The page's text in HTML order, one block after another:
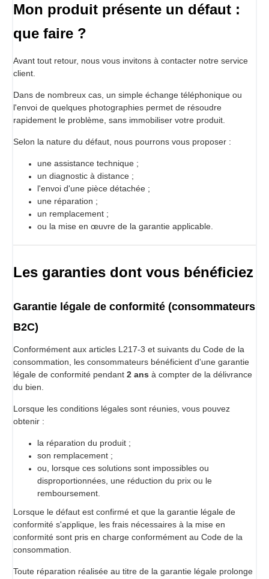
Mon produit présente un défaut :
que faire ?
Avant tout retour, nous vous invitons à contacter notre service
client.
Dans de nombreux cas, un simple échange téléphonique ou
l'envoi de quelques photographies permet de résoudre
rapidement le problème, sans immobiliser votre produit.
Selon la nature du défaut, nous pourrons vous proposer :
une assistance technique ;
un diagnostic à distance ;
l'envoi d'une pièce détachée ;
une réparation ;
un remplacement ;
ou la mise en œuvre de la garantie applicable.
Les garanties dont vous bénéficiez
Garantie légale de conformité (consommateurs
B2C)
Conformément aux articles L217-3 et suivants du Code de la
consommation, les consommateurs bénéficient d'une garantie
légale de conformité pendant 2 ans à compter de la délivrance
du bien.
Lorsque les conditions légales sont réunies, vous pouvez
obtenir :
la réparation du produit ;
son remplacement ;
ou, lorsque ces solutions sont impossibles ou
disproportionnées, une réduction du prix ou le
remboursement.
Lorsque le défaut est confirmé et que la garantie légale de
conformité s'applique, les frais nécessaires à la mise en
conformité sont pris en charge conformément au Code de la
consommation.
Toute réparation réalisée au titre de la garantie légale prolonge